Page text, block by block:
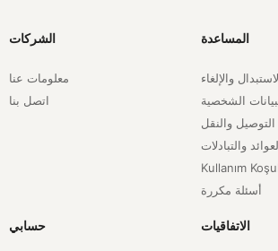
الشركات
معلومات عنا
اتصل بنا
المساعدة
والإلغاء
الشخصية
التوصيل والنقل
والتبادلات
Kullanım
أسئلة مكررة
حسابي الاتفاقيات